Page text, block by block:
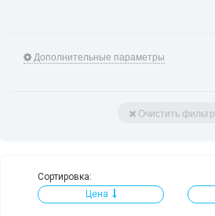
Дополнительные параметры
Очистить фильтр
Сортировка:
Цена